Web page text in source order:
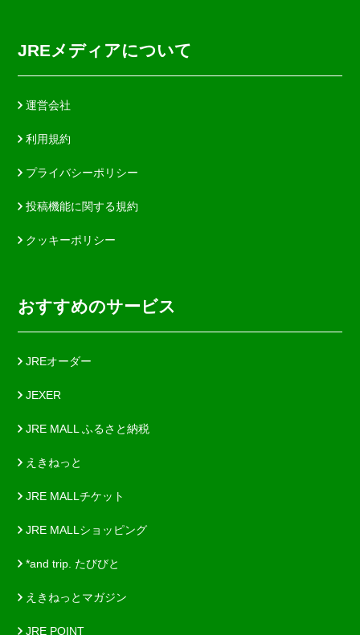
JREメディアについて
運営会社
利用規約
プライバシーポリシー
投稿機能に関する規約
クッキーポリシー
おすすめのサービス
JREオーダー
JEXER
JRE MALL ふるさと納税
えきねっと
JRE MALLチケット
JRE MALLショッピング
*and trip. たびびと
えきねっとマガジン
JRE POINT